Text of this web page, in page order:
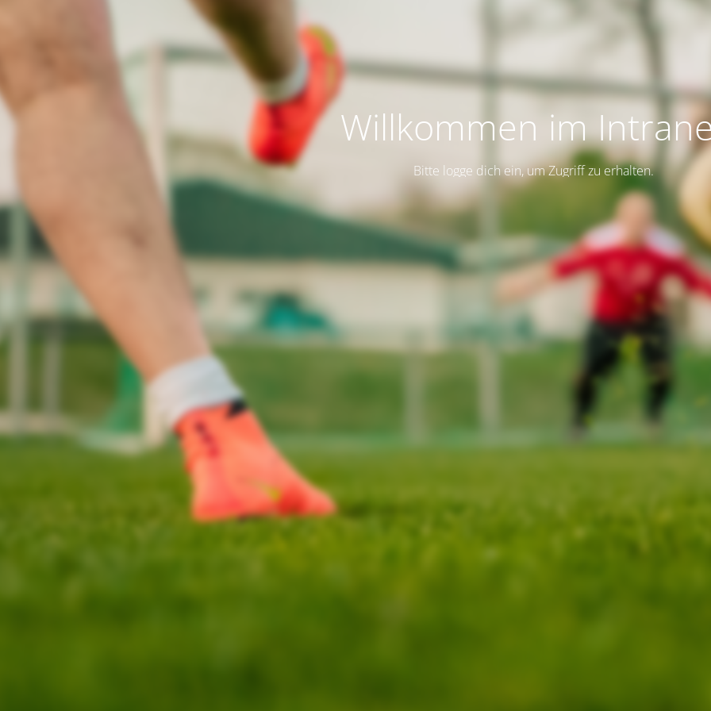
Willkommen im
Bitte logge dich ein, um Zugriff zu erhalten.